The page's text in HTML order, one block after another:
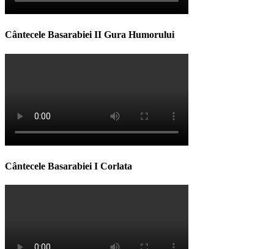
Cântecele Basarabiei II Gura Humorului
Cântecele Basarabiei I Corlata